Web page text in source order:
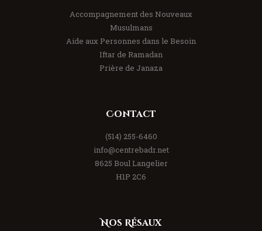
Accompagnement des Nouveaux
Musulmans
Aide aux Personnes dans le Besoin
Iftar de Ramadan
Prière de Janaza
Contact
(514) 255-6460
info@centrebadr.net
8625 Boul Langelier
H1P 2C6
Nos Résaux